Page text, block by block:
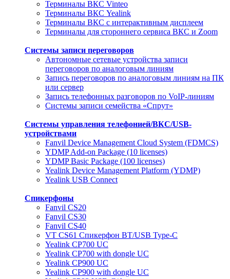
Терминалы ВКС Vinteo
Терминалы ВКС Yealink
Терминалы ВКС с интерактивным дисплеем
Терминалы для стороннего сервиса ВКС и Zoom
Системы записи переговоров
Автономные сетевые устройства записи
переговоров по аналоговым линиям
Запись переговоров по аналоговым линиям на ПК
или сервер
Запись телефонных разговоров по VoIP-линиям
Системы записи семейства «Спрут»
Системы управления телефонией/ВКС/USB-
устройствами
Fanvil Device Management Cloud System (FDMCS)
YDMP Add-on Package (10 licenses)
YDMP Basic Package (100 licenses)
Yealink Device Management Platform (YDMP)
Yealink USB Connect
Спикерфоны
Fanvil CS20
Fanvil CS30
Fanvil CS40
VT CS61 Cпикерфон BT/USB Type-C
Yealink CP700 UC
Yealink CP700 with dongle UC
Yealink CP900 UC
Yealink CP900 with dongle UC